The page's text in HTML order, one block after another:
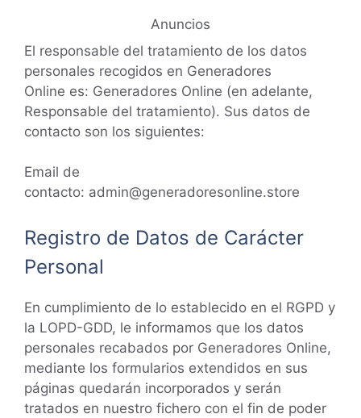
Anuncios
El responsable del tratamiento de los datos
personales recogidos en Generadores
Online es: Generadores Online (en adelante,
Responsable del tratamiento). Sus datos de
contacto son los siguientes:
Email de
contacto: admin@generadoresonline.store
Registro de Datos de Carácter
Personal
En cumplimiento de lo establecido en el RGPD y
la LOPD-GDD, le informamos que los datos
personales recabados por Generadores Online,
mediante los formularios extendidos en sus
páginas quedarán incorporados y serán
tratados en nuestro fichero con el fin de poder